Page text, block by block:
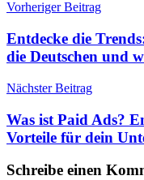
Vorheriger Beitrag
Entdecke die
die Deutschen und
Nächster Beitrag
Was ist Paid Ads?
Vorteile für dein
Schreibe einen